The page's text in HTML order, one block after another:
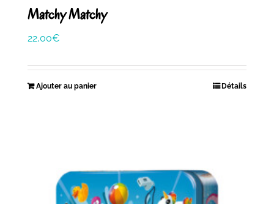
Matchy Matchy
22,00€
Ajouter au panier Détails